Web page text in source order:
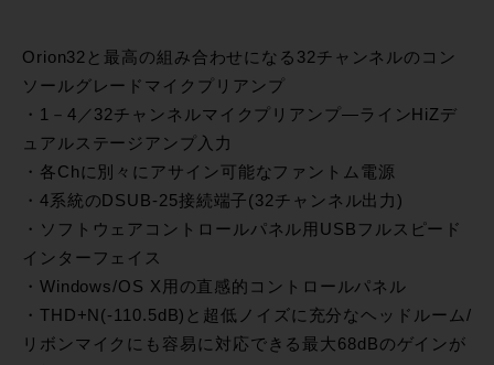
Orion32と最高の組み合わせになる32チャンネルのコン
ソールグレードマイクプリアンプ
・1－4／32チャンネルマイクプリアンプ―ラインHiZデ
ュアルステージアンプ入力
・各Chに別々にアサイン可能なファントム電源
・4系統のDSUB-25接続端子(32チャンネル出力)
・ソフトウェアコントロールパネル用USBフルスピード
インターフェイス
・Windows/OS X用の直感的コントロールパネル
・THD+N(-110.5dB)と超低ノイズに充分なヘッドルーム/
リボンマイクにも容易に対応できる最大68dBのゲインが